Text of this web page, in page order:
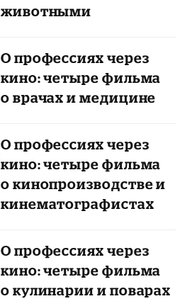
животными
О профессиях через
кино: четыре фильма
о врачах и медицине
О профессиях через
кино: четыре фильма
о кинопроизводстве и
кинематографистах
О профессиях через
кино: четыре фильма
о кулинарии и поварах